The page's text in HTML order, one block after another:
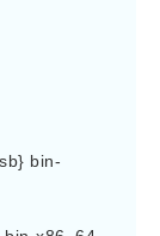
bin-